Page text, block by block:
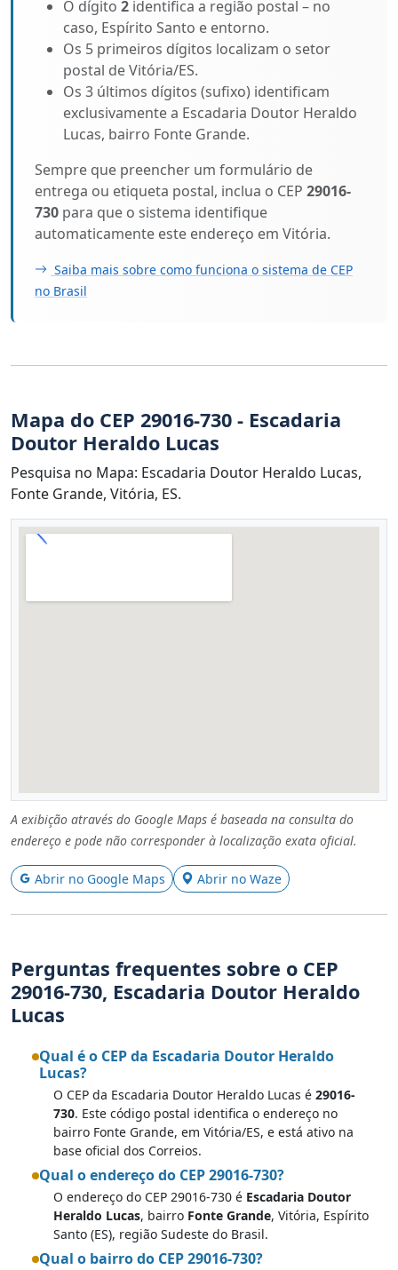
O dígito 2 identifica a região postal – no
caso, Espírito Santo e entorno.
Os 5 primeiros dígitos localizam o setor
postal de Vitória/ES.
Os 3 últimos dígitos (sufixo) identificam
exclusivamente a Escadaria Doutor Heraldo
Lucas, bairro Fonte Grande.
Sempre que preencher um formulário de
entrega ou etiqueta postal, inclua o CEP 29016-
730 para que o sistema identifique
automaticamente este endereço em Vitória.
Saiba mais sobre como funciona o sistema de CEP
no Brasil
Mapa do CEP 29016-730 - Escadaria
Doutor Heraldo Lucas
Pesquisa no Mapa: Escadaria Doutor Heraldo Lucas,
Fonte Grande, Vitória, ES.
A exibição através do Google Maps é baseada na consulta do
endereço e pode não corresponder à localização exata oficial.
Abrir no Google Maps Abrir no Waze
Perguntas frequentes sobre o CEP
29016-730, Escadaria Doutor Heraldo
Lucas
Qual é o CEP da Escadaria Doutor Heraldo
Lucas?
O CEP da Escadaria Doutor Heraldo Lucas é 29016-
730. Este código postal identifica o endereço no
bairro Fonte Grande, em Vitória/ES, e está ativo na
base oficial dos Correios.
Qual o endereço do CEP 29016-730?
O endereço do CEP 29016-730 é Escadaria Doutor
Heraldo Lucas, bairro Fonte Grande, Vitória, Espírito
Santo (ES), região Sudeste do Brasil.
Qual o bairro do CEP 29016-730?